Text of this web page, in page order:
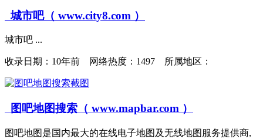
城市吧（ www.city8.com ）
城市吧 ...
收录日期： 10年前 网络热度：1497 所属地区：
图吧地图搜索（ www.mapbar.com ）
图吧地图是国内最大的在线电子地图及无线地图服务提供商,